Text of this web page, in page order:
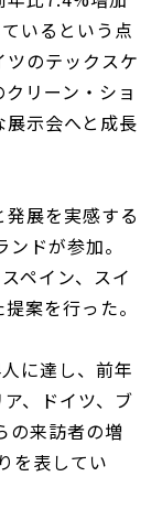
いるという点
のテックスケ
リーン・ショ
示会へと成長
展を実感する
ドが参加。
ペイン、スイ
案を行った。
に達し、前年
、ドイツ、ブ
の来訪者の増
を表してい